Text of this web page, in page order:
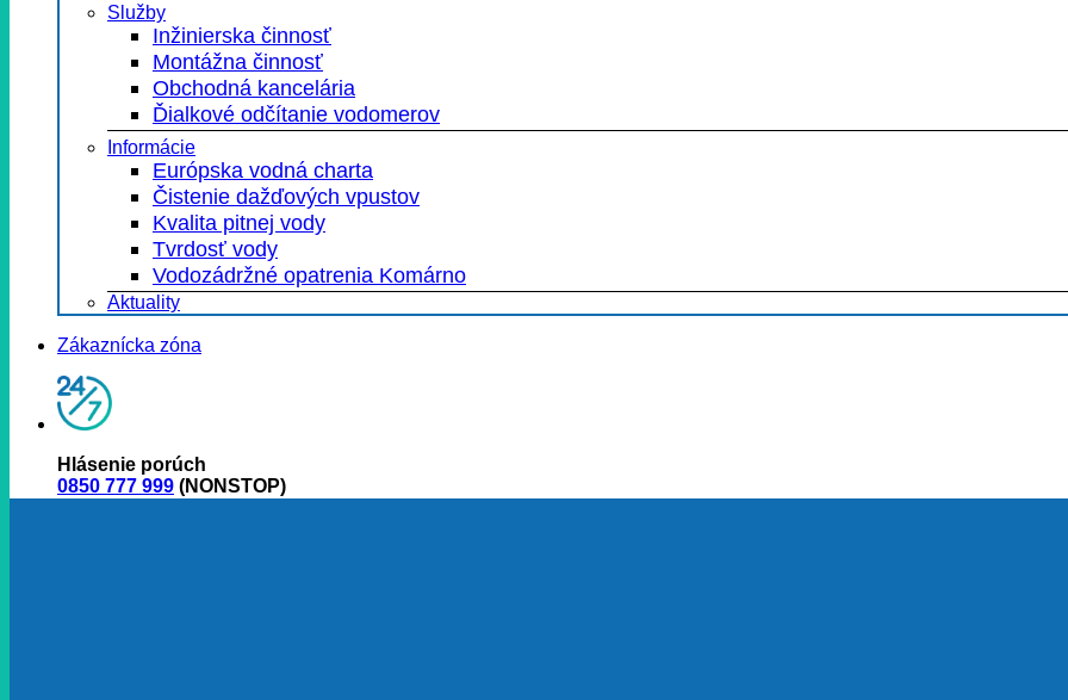
Služby
Inžinierska činnosť
Montážna činnosť
Obchodná kancelária
Ďialkové odčítanie vodomerov
Informácie
Európska vodná charta
Čistenie dažďových vpustov
Kvalita pitnej vody
Tvrdosť vody
Vodozádržné opatrenia Komárno
Aktuality
Zákaznícka zóna
Hlásenie porúch
0850 777 999 (NONSTOP)